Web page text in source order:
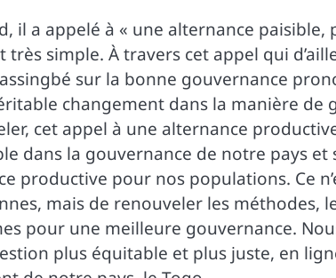
il a appelé à « une alternance paisible,
très simple. À travers cet appel qui
sur la bonne gouvernance
changement dans la manière de
cet appel à une alternance
dans la gouvernance de notre pays et
productive pour nos populations. Ce
mais de renouveler les méthodes,
pour une meilleure gouvernance.
plus équitable et plus juste, en